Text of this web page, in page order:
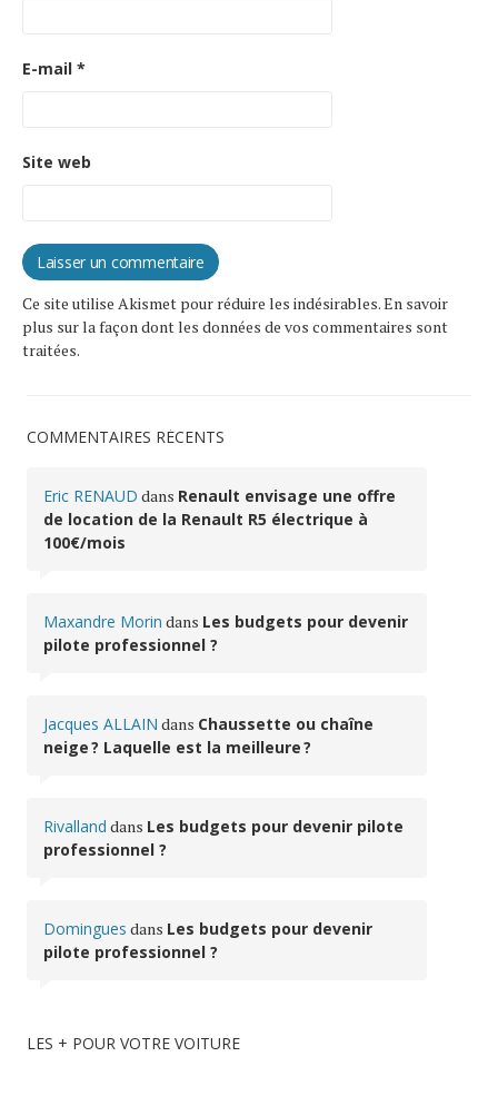
E-mail *
Site web
Ce site utilise Akismet pour réduire les indésirables.En savoir
plus sur la façon dont les données de vos commentaires sont
traitées.
COMMENTAIRES RÉCENTS
Eric RENAUD dans Renault envisage une offre
de location de la Renault R5 électrique à
100€/mois
Maxandre Morin dans Les budgets pour devenir
pilote professionnel ?
Jacques ALLAIN dans Chaussette ou chaîne
neige ? Laquelle est la meilleure ?
Rivalland dans Les budgets pour devenir pilote
professionnel ?
Domingues dans Les budgets pour devenir
pilote professionnel ?
LES + POUR VOTRE VOITURE